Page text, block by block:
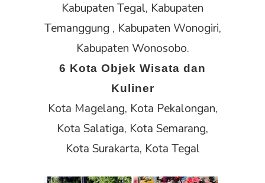
Kabupaten Tegal, Kabupaten
Temanggung , Kabupaten Wonogiri,
Kabupaten Wonosobo.
6 Kota Objek Wisata dan
Kuliner
Kota Magelang, Kota Pekalongan,
Kota Salatiga, Kota Semarang,
Kota Surakarta, Kota Tegal